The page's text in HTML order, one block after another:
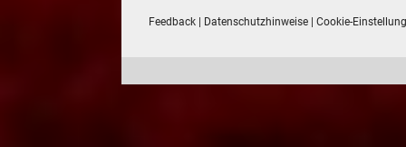
Feedback Datenschutzhinweise Cookie-